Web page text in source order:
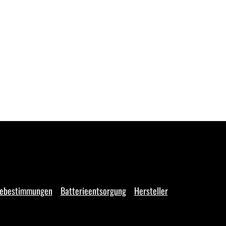
Batterieentsorgung Hersteller